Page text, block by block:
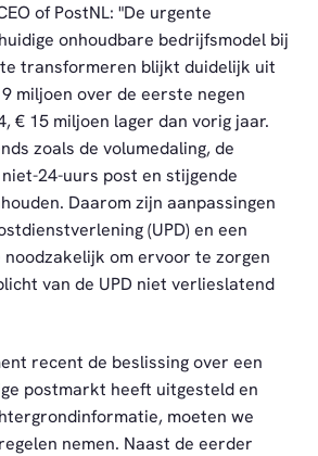
of PostNL: "De urgente
onhoudbare bedrijfsmodel bij
transformeren blijkt duidelijk uit
miljoen over de eerste negen
€ 15 miljoen lager dan vorig jaar.
zoals de volumedaling, de
24-uurs post en stijgende
Daarom zijn aanpassingen
(UPD) en een
om ervoor te zorgen
van de UPD niet verlieslatend
recent de beslissing over een
postmarkt heeft uitgesteld en
moeten we
nemen. Naast de eerder